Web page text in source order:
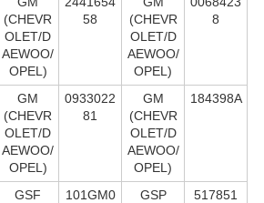
(CHEVR
OLET/D
AEWOO/
OPEL)
58
(CHEVR
OLET/D
AEWOO/
OPEL)
8
GM
(CHEVR
OLET/D
AEWOO/
OPEL)
0933022
81
GM
(CHEVR
OLET/D
AEWOO/
OPEL)
184398A
GSF
101GM0
GSP 517851